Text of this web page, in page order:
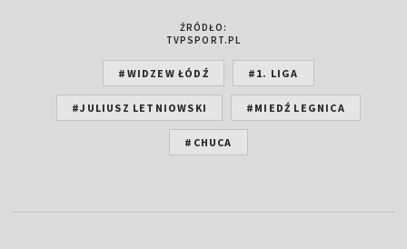
ŹRÓDŁO:
TVPSPORT.PL
#WIDZEW ŁÓDŹ #1. LIGA
#JULIUSZ LETNIOWSKI #MIEDŹ LEGNICA
#CHUCA